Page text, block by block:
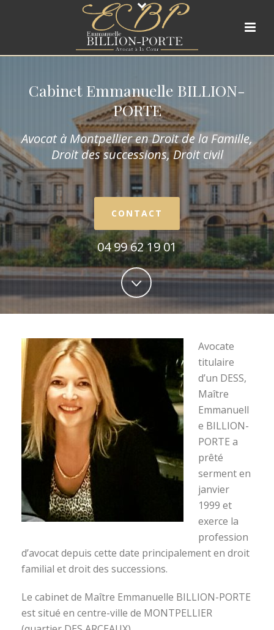
Cabinet Emmanuelle BILLION-
PORTE
Avocat à Montpellier en Droit de la Famille,
Droit des successions, Droit civil
CONTACT
04 99 62 19 01
Avocate
titulaire
d’un DESS,
Maître
Emmanuell
e BILLION-
PORTE a
prêté
serment en
janvier
1999 et
exerce la
profession
d’avocat depuis cette date principalement en droit
familial et droit des successions.
Le cabinet de Maître Emmanuelle BILLION-PORTE
est situé en centre-ville de MONTPELLIER